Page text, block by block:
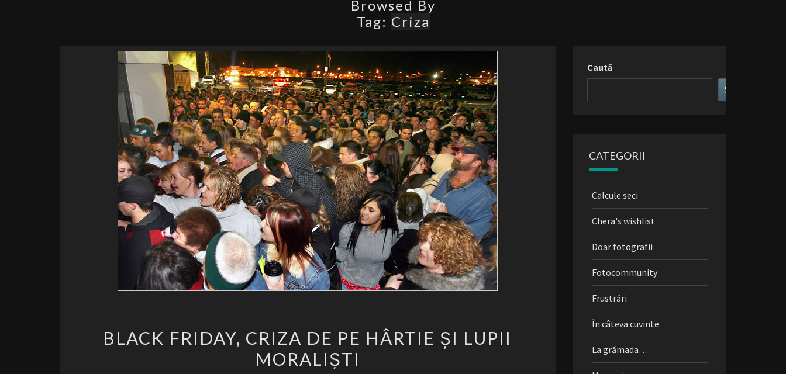
Browsed By
Tag: Criza
FRIDAY,
CRIZA
BLACK FRIDAY, CRIZA DE PE HÂRTIE ȘI LUPII
MORALIȘTI
Caută
Search
CATEGORII
Calcule seci
Chera's wishlist
Doar fotografii
Fotocommunity
Frustrări
În câteva cuvinte
La grămada…